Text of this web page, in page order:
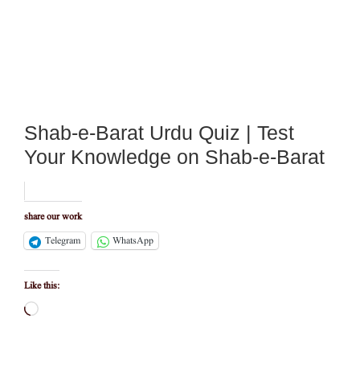
Shab-e-Barat Urdu Quiz | Test
Your Knowledge on Shab-e-Barat
share our work
Telegram
WhatsApp
Like this:
Loading…